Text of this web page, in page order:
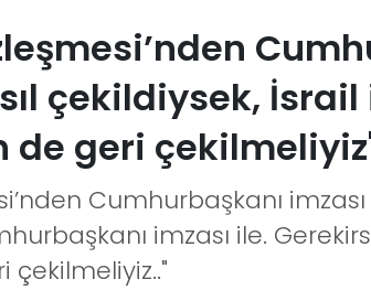
çekildiysek, İsrail
de geri
Cumhurbaşkanı
imzası ile.
çekilmeliyiz.."